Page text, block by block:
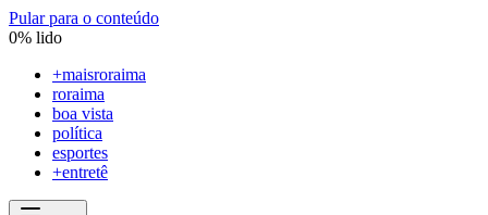
Pular para o conteúdo
0% lido
+maisroraima
roraima
boa vista
política
esportes
+entretê